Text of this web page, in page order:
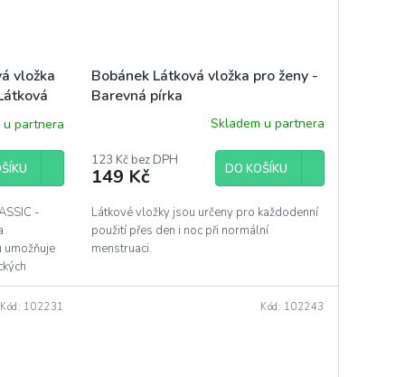
vložka
u partnera
-
umožňuje
Bobánek Látková vložka pro ženy -
Barevná pírka
Skladem u partnera
123 Kč bez DPH
149 Kč DO KOŠÍKU
Látkové vložky jsou určeny pro každodenní
použití přes den i noc při normální
menstruaci.
Kód: 102231 Kód: 102243